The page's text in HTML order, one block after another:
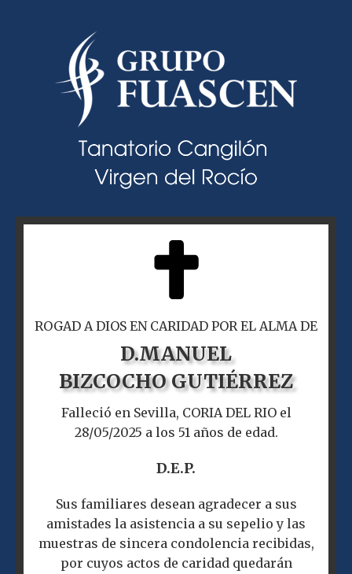
ROGAD A DIOS EN CARIDAD POR EL ALMA DE
D.MANUEL
BIZCOCHO GUTIÉRREZ
Falleció en Sevilla, CORIA DEL RIO el
28/05/2025 a los 51 años de edad.
D.E.P.
Sus familiares desean agradecer a sus
amistades la asistencia a su sepelio y las
muestras de sincera condolencia recibidas,
por cuyos actos de caridad quedarán